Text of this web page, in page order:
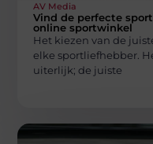
AV Media
Vind de perfecte
online sportwinkel
Het kiezen van de
elke sportliefhebber.
uiterlijk; de juiste